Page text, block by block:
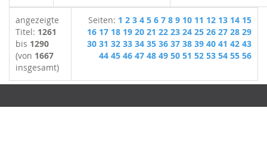
angezeigte
Titel: 1261
bis 1290
(von 1667
insgesamt)
Seiten: 1 2 3 4 5 6 7 8 9 10 11 12 13 14 15
16 17 18 19 20 21 22 23 24 25 26 27 28 29
30 31 32 33 34 35 36 37 38 39 40 41 42 43
44 45 46 47 48 49 50 51 52 53 54 55 56